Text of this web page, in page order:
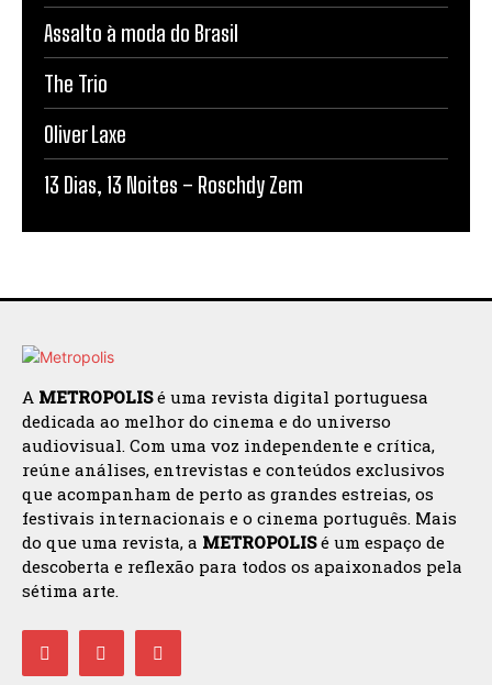
Assalto à moda do Brasil
The Trio
Oliver Laxe
13 Dias, 13 Noites – Roschdy Zem
A METROPOLISé uma revista digital portuguesa
dedicada ao melhor do cinema e do universo
audiovisual. Com uma voz independente e crítica,
reúne análises, entrevistas e conteúdos exclusivos
que acompanham de perto as grandes estreias, os
festivais internacionais e o cinema português. Mais
do que uma revista, a METROPOLISé um espaço de
descoberta e reflexão para todos os apaixonados pela
sétima arte.